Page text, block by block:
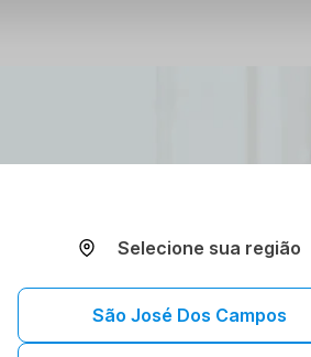
Selecione sua região
São José Dos Campos